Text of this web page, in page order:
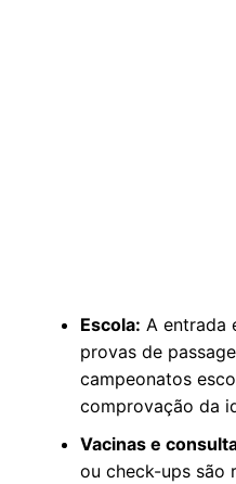
Escola: A entrada
provas de
campeonatos
comprovação da
Vacinas e
ou check-ups são